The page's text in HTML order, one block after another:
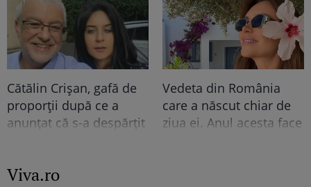
cunoscute televiziuni
România, mort la doar
60 de ani!
cap! Felicitări, să fiți
fericiți! Că frumoși
sunteți!
Cătălin Crișan, gafă de
proporții după ce a
anunțat că s-a despărțit
Internauții i-au bătut
Vedeta din România
care a născut chiar de
ziua ei. Anul acesta face
Viva.ro